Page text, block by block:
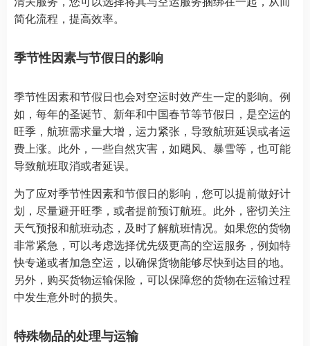
简化流程，提高效率。
季节性因素与节假日的影响
季节性因素和节假日也会对空运时效产生一定的影响。例
如，每年的圣诞节、新年和中国春节等节假日，是空运的
旺季，航班需求量大增，运力紧张，导致航班延误或者运
费上涨。此外，一些自然灾害，如飓风、暴雪等，也可能
导致航班取消或者延误。
为了应对季节性因素和节假日的影响，您可以提前做好计
划，尽量避开旺季，或者提前预订航班。此外，密切关注
天气预报和航班动态，及时了解航班情况。如果您的货物
非常紧急，可以考虑选择优先级更高的空运服务，例如特
快专递或者加急空运，以确保货物能够尽快到达目的地。
另外，购买货物运输保险，可以保障您的货物在运输过程
中发生意外时的损失。
特殊物品的处理与运输